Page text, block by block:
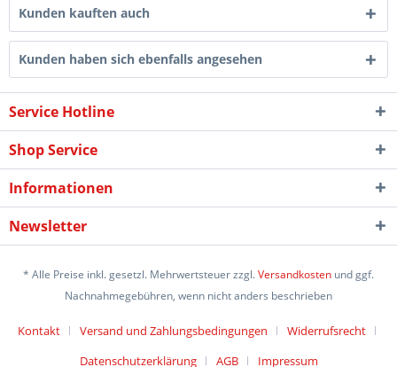
Kunden kauften auch
Kunden haben sich ebenfalls angesehen
Service Hotline
Shop Service
Informationen
Newsletter
* Alle Preise inkl. gesetzl. Mehrwertsteuer zzgl.Versandkosten und ggf.
Nachnahmegebühren, wenn nicht anders beschrieben
Kontakt Versand und Zahlungsbedingungen
Widerrufsrecht
Datenschutzerklärung
AGB Impressum